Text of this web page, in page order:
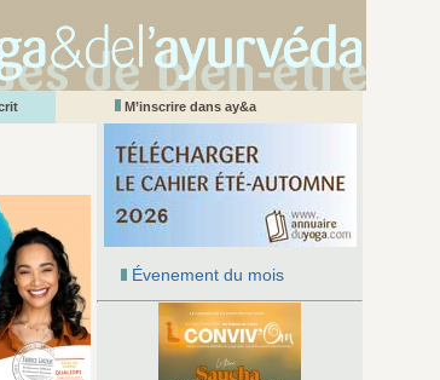
M’inscrire dans ay&a
Évenement du mois